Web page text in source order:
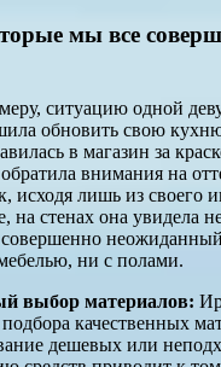
мы все
ситуацию одной
обновить свою
в магазин за
внимания на
исходя лишь из своего
на стенах она увидела
совершенно
ни с полами.
выбор материалов:
качественных
дешевых или